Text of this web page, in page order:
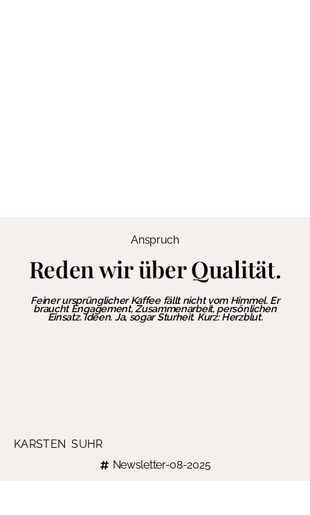
Anspruch
Reden wir über Qualität.
Feiner ursprünglicher Kaffee fällt nicht vom Himmel.Er
braucht Engagement, Zusammenarbeit, persönlichen
Einsatz. Ideen. Ja, sogar Sturheit. Kurz: Herzblut.
KARSTEN SUHR
Newsletter-08-2025